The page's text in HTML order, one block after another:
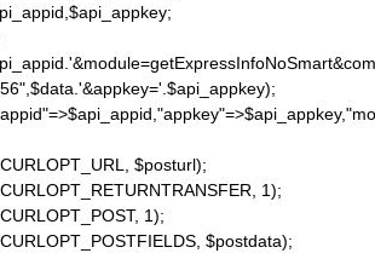
CURLOPT_URL, $posturl);
CURLOPT_RETURNTRANSFER, 1);
CURLOPT_POST, 1);
CURLOPT_POSTFIELDS, $postdata);